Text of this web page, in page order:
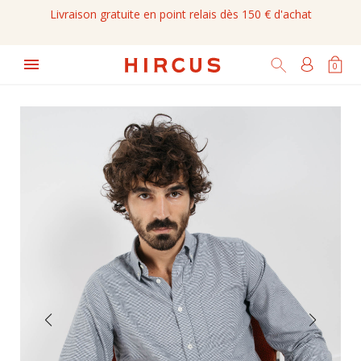
Livraison gratuite en point relais dès 150 € d'achat
0